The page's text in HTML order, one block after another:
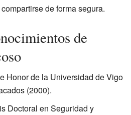
de forma segura.
de
Honor de la Universidad de Vigo
(2000).
Doctoral en Seguridad y